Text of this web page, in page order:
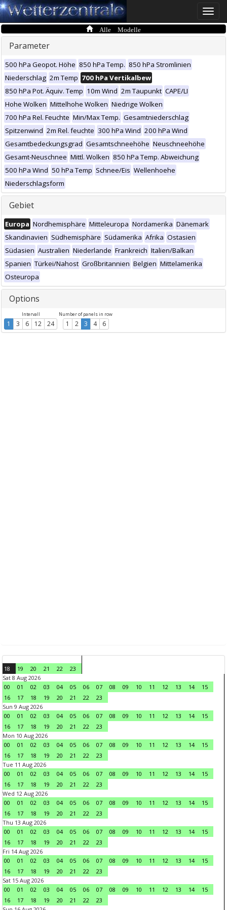
Toggle
Alle Modelle
Parameter
500 hPa Geopot. Höhe 850 hPa Temp. 850 hPa Stromlinien
Niederschlag 2m Temp 700 hPa Vertikalbew
850 hPa Pot. Äquiv. Temp 10m Wind 2m Taupunkt CAPE/LI
Hohe Wolken Mittelhohe Wolken Niedrige Wolken
700 hPa Rel. Feuchte Min/Max Temp. Gesamtniederschlag
Spitzenwind 2m Rel. feuchte 300 hPa Wind 200 hPa Wind
Gesamtbedeckungsgrad Gesamtschneehöhe Neuschneehöhe
Gesamt-Neuschnee Mittl. Wolken 850 hPa Temp. Abweichung
500 hPa Wind 50 hPa Temp Schnee/Eis Wellenhoehe
Niederschlagsform
Gebiet
Europa Nordhemisphäre Mitteleuropa Nordamerika Dänemark
Skandinavien Südhemisphäre Südamerika Afrika Ostasien
Südasien Australien Niederlande Frankreich Italien/Balkan
Spanien Türkei/Nahost Großbritannien Belgien Mittelamerika
Osteuropa
Options
Intervall
1 3 6 12 24
Number of panels in row
1 2 3 4 6
18 19 20 21 22
23
Sat 8 Aug 2026
00
01 02 03 04 05 06 07 08 09 10 11 12 13 14
15
16
17 18 19 20 21 22
23
Sun 9 Aug 2026
00
01 02 03 04 05 06 07 08 09 10 11 12 13 14
15
16
17 18 19 20 21 22
23
Mon 10 Aug 2026
00
01 02 03 04 05 06 07 08 09 10 11 12 13 14
15
16
17 18 19 20 21 22
23
Tue 11 Aug 2026
00
01 02 03 04 05 06 07 08 09 10 11 12 13 14
15
16
17 18 19 20 21 22
23
Wed 12 Aug 2026
00
01 02 03 04 05 06 07 08 09 10 11 12 13 14
15
16
17 18 19 20 21 22
23
Thu 13 Aug 2026
00
01 02 03 04 05 06 07 08 09 10 11 12 13 14
15
16
17 18 19 20 21 22
23
Fri 14 Aug 2026
00
01 02 03 04 05 06 07 08 09 10 11 12 13 14
15
16
17 18 19 20 21 22
23
Sat 15 Aug 2026
00
01 02 03 04 05 06 07 08 09 10 11 12 13 14
15
16
17 18 19 20 21 22
23